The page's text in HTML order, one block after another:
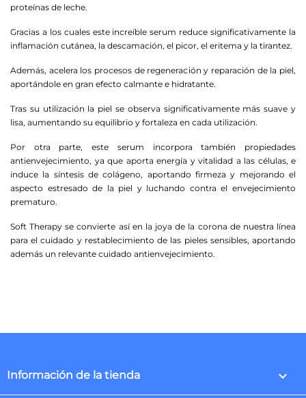
proteínas de leche.
Gracias a los cuales este increíble serum reduce significativamente la
inflamación cutánea, la descamación, el picor, el eritema y la tirantez.
Además, acelera los procesos de regeneración y reparación de la piel,
aportándole en gran efecto calmante e hidratante.
Tras su utilización la piel se observa significativamente más suave y
lisa, aumentando su equilibrio y fortaleza en cada utilización.
Por otra parte, este serum incorpora también propiedades
antienvejecimiento, ya que aporta energía y vitalidad a las células, e
induce la síntesis de colágeno, aportando firmeza y mejorando el
aspecto estresado de la piel y luchando contra el envejecimiento
prematuro.
Soft Therapy se convierte así en la joya de la corona de nuestra línea
para el cuidado y restablecimiento de las pieles sensibles, aportando
además un relevante cuidado antienvejecimiento.
Información de la tienda keyboard_arrow_down